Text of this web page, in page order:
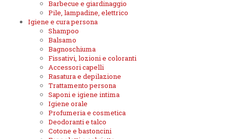
Barbecue e giardinaggio
Pile, lampadine, elettrico
Igiene e cura persona
Shampoo
Balsamo
Bagnoschiuma
Fissativi, lozioni e coloranti
Accessori capelli
Rasatura e depilazione
Trattamento persona
Saponi e igiene intima
Igiene orale
Profumeria e cosmetica
Deodoranti e talco
Cotone e bastoncini